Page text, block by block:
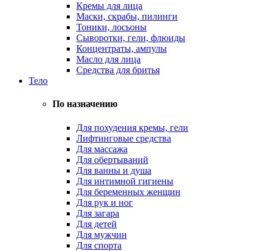
Кремы для лица
Маски, скрабы, пилинги
Тоники, лосьоны
Сыворотки, гели, флюиды
Концентраты, ампулы
Масло для лица
Средства для бритья
Тело
По назначению
Для похудения кремы, гели
Лифтинговые средства
Для массажа
Для обертываний
Для ванны и душа
Для интимной гигиены
Для беременных женщин
Для рук и ног
Для загара
Для детей
Для мужчин
Для спорта